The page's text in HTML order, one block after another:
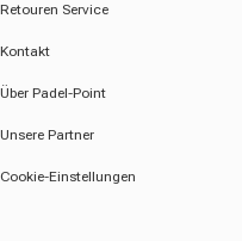
Retouren Service
Kontakt
Über Padel-Point
Unsere Partner
Cookie-Einstellungen